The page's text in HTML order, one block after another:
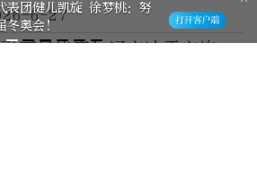
6-27
不是终章！辽宁冰雪文旅
表团健儿凯旋 徐梦桃：努
冬奥会！